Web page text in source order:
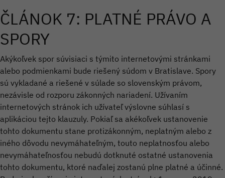
ČLÁNOK 7: PLATNÉ PRÁVO A
SPORY
Akýkoľvek spor súvisiaci s týmito internetovými stránkami
alebo podmienkami bude riešený súdom v Bratislave. Spory
sú vykladané a riešené v súlade so slovenským právom,
nezávisle od rozporu zákonných nariadení. Užívaním
internetových stránok ich užívateľ výslovne súhlasí s
aplikáciou tejto klauzuly. Pokiaľ sa akékoľvek ustanovenie
tohto dokumentu stane protizákonným, neplatným alebo z
iného dôvodu nevymáhateľným, touto neplatnosťou alebo
nevymáhateľnosťou nebudú dotknuté ostatné ustanovenia
tohto dokumentu, ktoré naďalej zostanú plne platné a účinné.